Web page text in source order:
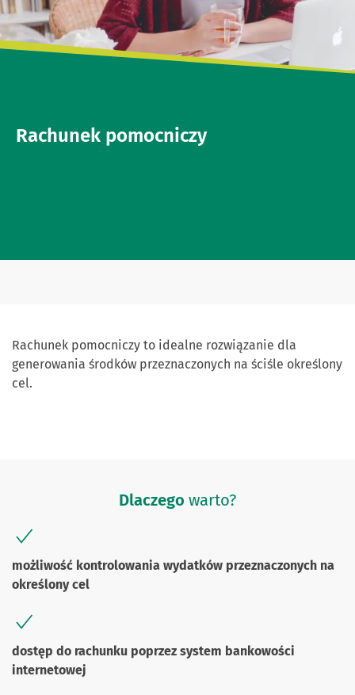
Rachunek pomocniczy
Rachunek pomocniczy to idealne rozwiązanie dla
generowania środków przeznaczonych na ściśle określony
cel.
Dlaczego warto?
możliwość kontrolowania wydatków przeznaczonych na
określony cel
dostęp do rachunku poprzez system bankowości
internetowej